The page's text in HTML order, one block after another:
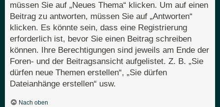
müssen Sie auf „Neues Thema“ klicken. Um auf einen
Beitrag zu antworten, müssen Sie auf „Antworten“
klicken. Es könnte sein, dass eine Registrierung
erforderlich ist, bevor Sie einen Beitrag schreiben
können. Ihre Berechtigungen sind jeweils am Ende der
Foren- und der Beitragsansicht aufgelistet. Z. B. „Sie
dürfen neue Themen erstellen“, „Sie dürfen
Dateianhänge erstellen“ usw.
Nach oben